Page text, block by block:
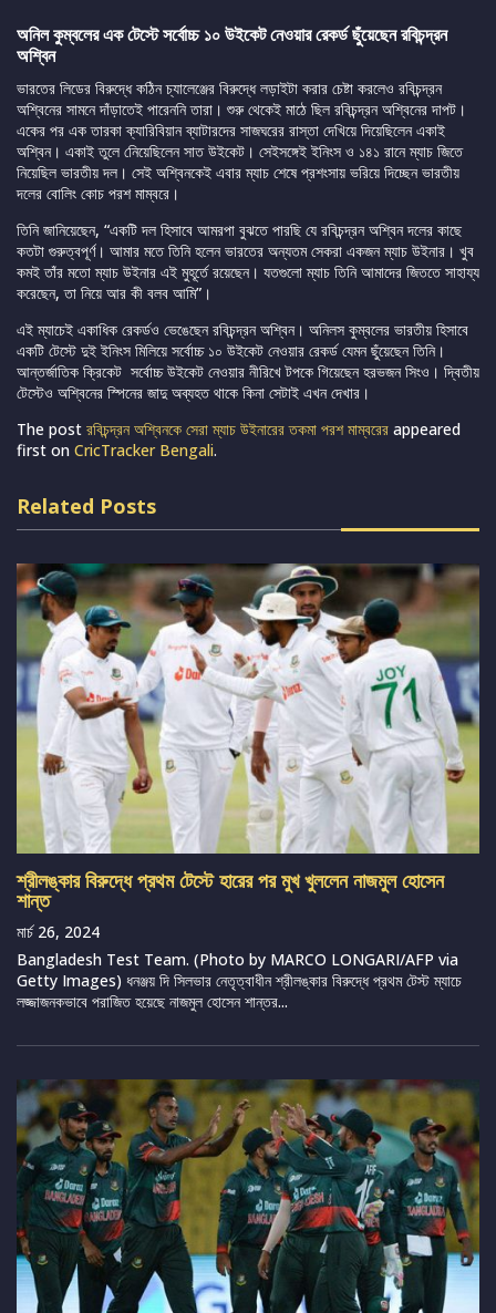
অনিল কুম্বলের এক টেস্টে সর্বোচ্চ ১০ উইকেট নেওয়ার রেকর্ড ছুঁয়েছেন রবিচন্দ্রন
অশ্বিন
ভারতের লিডের বিরুদ্ধে কঠিন চ্যালেঞ্জের বিরুদ্ধে লড়াইটা করার চেষ্টা করলেও রবিচন্দ্রন
অশ্বিনের সামনে দাঁড়াতেই পারেননি তারা। শুরু থেকেই মাঠে ছিল রবিচন্দ্রন অশ্বিনের দাপট।
একের পর এক তারকা ক্যারিবিয়ান ব্যাটারদের সাজঘরের রাস্তা দেখিয়ে দিয়েছিলেন একাই
অশ্বিন। একাই তুলে নেিয়েছিলেন সাত উইকেট। সেইসঙ্গেই ইনিংস ও ১৪১ রানে ম্যাচ জিতে
নিয়েছিল ভারতীয় দল। সেই অশ্বিনকেই এবার ম্যাচ শেষে প্রশংসায় ভরিয়ে দিচ্ছেন ভারতীয়
দলের বোলিং কোচ পরশ মাম্বরে।
তিনি জানিয়েছেন, “একটি দল হিসাবে আমরপা বুঝতে পারছি যে রবিচন্দ্রন অশ্বিন দলের কাছে
কতটা গুরুত্বপূর্ণ। আমার মতে তিনি হলেন ভারতের অন্যতম সেকরা একজন ম্যাচ উইনার। খুব
কমই তাঁর মতো ম্যাচ উইনার এই মুহূর্তে রয়েছেন। যতগুলো ম্যাচ তিনি আমাদের জিততে সাহায্য
করেছেন, তা নিয়ে আর কী বলব আমি”।
এই ম্যাচেই একাধিক রেকর্ডও ভেঙেছেন রবিচন্দ্রন অশ্বিন। অনিলস কুম্বলের ভারতীয় হিসাবে
একটি টেস্টে দুই ইনিংস মিলিয়ে সর্বোচ্চ ১০ উইকেট নেওয়ার রেকর্ড যেমন ছুঁয়েছেন তিনি।
আন্তর্জাতিক ক্রিকেট সর্বোচ্চ উইকেট নেওয়ার নীরিখে টপকে গিয়েছেন হরভজন সিংও। দ্বিতীয়
টেস্টেও অশ্বিনের স্পিনের জাদু অব্যহত থাকে কিনা সেটাই এখন দেখার।
The post রবিচন্দ্রন অশ্বিনকে সেরা ম্যাচ উইনারের তকমা পরশ মাম্বরের appeared
first on CricTracker Bengali.
Related Posts
শ্রীলঙ্কার বিরুদ্ধে প্রথম টেস্টে হারের পর মুখ খুললেন নাজমুল হোসেন
শান্ত
মার্চ 26, 2024
Bangladesh Test Team. (Photo by MARCO LONGARI/AFP via
Getty Images) ধনঞ্জয় দি সিলভার নেতৃত্বাধীন শ্রীলঙ্কার বিরুদ্ধে প্রথম টেস্ট ম্যাচে
লজ্জাজনকভাবে পরাজিত হয়েছে নাজমুল হোসেন শান্তর...